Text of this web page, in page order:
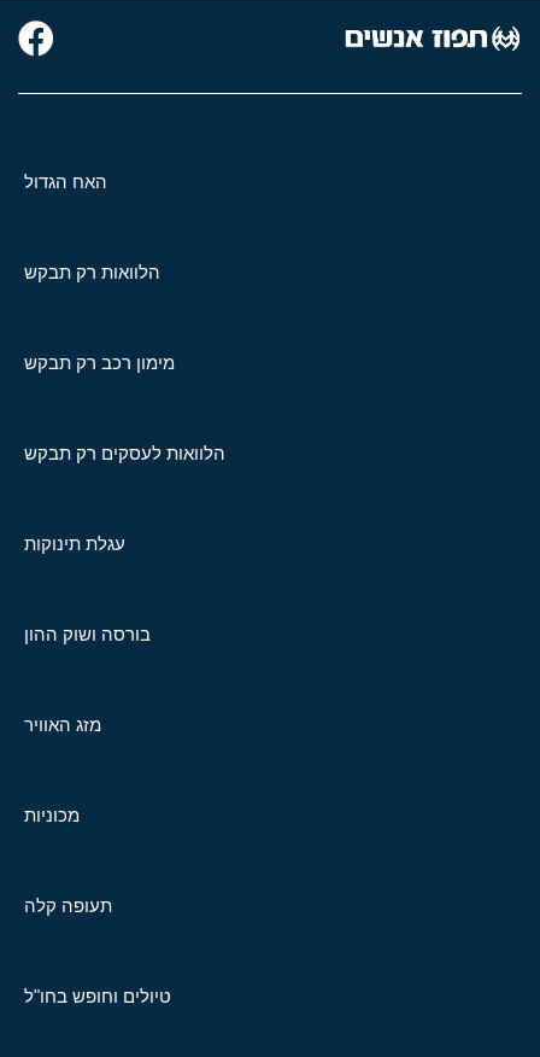
האח הגדול
הלוואות רק תבקש
מימון רכב רק תבקש
הלוואות לעסקים רק תבקש
עגלת תינוקות
בורסה ושוק ההון
מזג האוויר
מכוניות
תעופה קלה
טיולים וחופש בחו"ל